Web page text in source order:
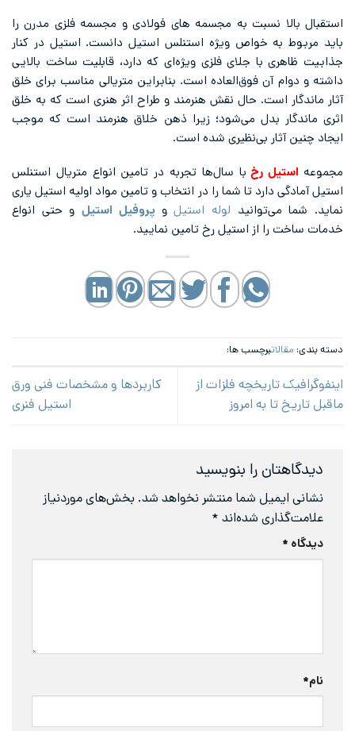
استقبال بالا نسبت به مجسمه های فولادی و مجسمه فلزی مدرن را
باید مربوط به خواص ویژه استنلس استیل دانست. استیل در کنار
جذابیت ظاهری با جلای فلزی ویژه‌ای که دارد، قابلیت ساخت بالایی
داشته و دوام آن فوق‌العاده است. بنابراین متریالی مناسب برای خلق
آثار ماندگار است. حال نقش هنرمند و طراح اثر هنری است که به خلق
اثری ماندگار بدل می‌شود؛ زیرا ذهن خلاق هنرمند است که موجب
ایجاد چنین آثار بی‌نظیری شده است.
مجموعه استیل رخ با سال‌ها تجربه در تامین انواع متریال استنلس
استیل آمادگی دارد تا شما را در انتخاب و تامین مواد اولیه استیل یاری
نماید. شما می‌توانید لوله استیلو پروفیل استیلو حتی انواع
خدمات ساخت را از استیل رخ تامین نمایید.
دسته بندی: مقالاتبرچسب ها:
اینفوگرافیک تاریخچه فلزات از
ماقبل تاریخ تا به امروز
کاربردها و مشخصات فنی ورق
استیل فنری
دیدگاهتان را بنویسید
نشانی ایمیل شما منتشر نخواهد شد. بخش‌های موردنیاز
علامت‌گذاری شده‌اند *
دیدگاه *
نام*